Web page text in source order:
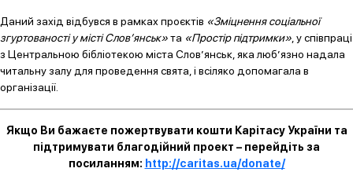
Даний захід відбувся в рамках проєктів «Зміцнення соціальної
згуртованості у місті Слов’янськ»та «Простір підтримки», у співпраці
з Центральною бібліотекою міста Слов’янськ, яка люб’язно надала
читальну залу для проведення свята, і всіляко допомагала в
організації.
Якщо Ви бажаєте пожертвувати кошти Карітасу України та
підтримувати благодійний проект – перейдіть за
посиланням: http://caritas.ua/donate/